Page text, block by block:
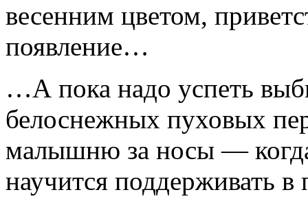
весенним цветом,
появление…
…А пока надо успеть
белоснежных пуховых
малышню за носы —
научится поддерживать